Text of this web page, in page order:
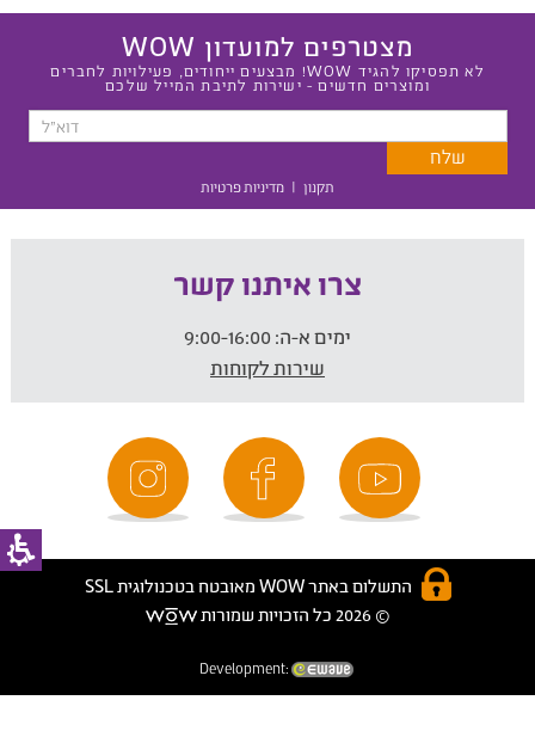
מצטרפים למועדון WOW
לא תפסיקו להגיד WOW! מבצעים ייחודים, פעילויות לחברים
ומוצרים חדשים - ישירות לתיבת המייל שלכם
תקנון | מדיניות פרטיות
צרו איתנו קשר
ימים א-ה:
שירות לקוחות
התשלום באתר WOW מאובטח בטכנולוגית SSL
© 2026 כל הזכויות שמורות
Development: